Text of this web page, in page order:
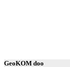
GeoKOM doo